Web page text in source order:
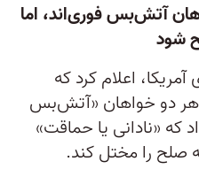
آتش‌بس فوری‌اند، اما
شود
اعلام کرد که
هر دو خواهان «آتش‌بس
که «نادانی یا حماقت»
صلح را مختل کند.